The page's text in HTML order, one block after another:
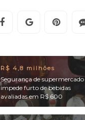
R$ 4,8 milhões
Segurança de supermercado
impede furto de bebidas
avaliadas em R$ 600